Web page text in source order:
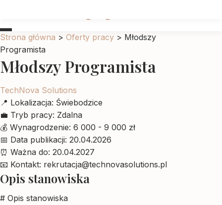
Strona główna > Oferty pracy > Młodszy
Programista
Młodszy Programista
TechNova Solutions
📍 Lokalizacja: Świebodzice
💼 Tryb pracy: Zdalna
💰 Wynagrodzenie: 6 000 - 9 000 zł
📅 Data publikacji: 20.04.2026
⏰ Ważna do: 20.04.2027
📧 Kontakt: rekrutacja@technovasolutions.pl
Opis stanowiska
# Opis stanowiska